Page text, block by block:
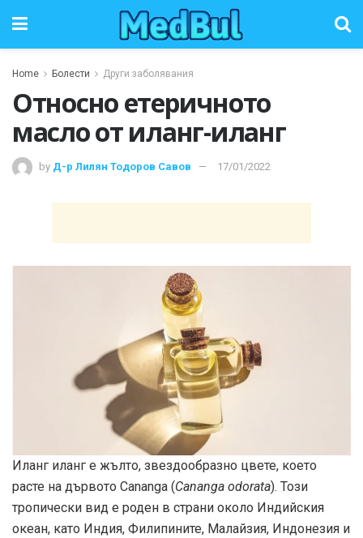
Home Болести Други заболявания
Относно етеричното
масло от иланг-иланг
by Д-р Лилян Тодоров Савов 17/01/2022
Иланг иланг е жълто, звездообразно цвете, което
расте на дървото Cananga (Cananga odorata). Този
тропически вид е роден в страни около Индийския
океан, като Индия, Филипините, Малайзия, Индонезия и